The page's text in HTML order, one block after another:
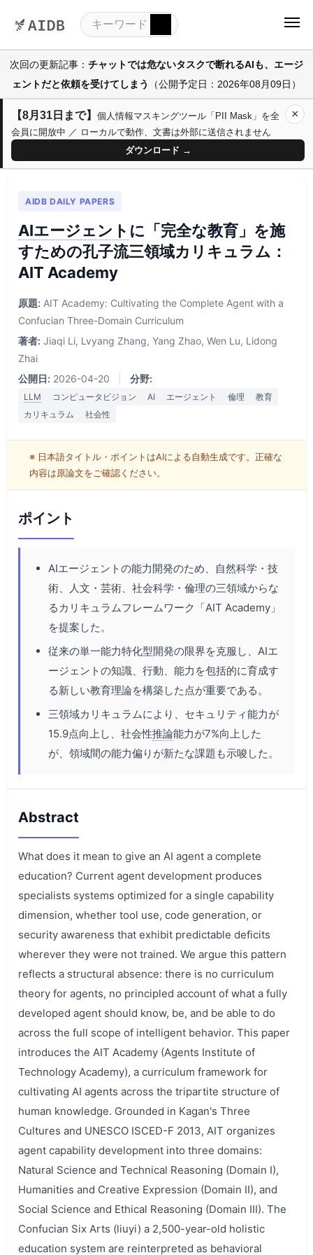
次回の更新記事： チャットでは危ないタスクで断れるAIも、エージ
ェントだと依頼を受けてしまう
（公開予定日：2026年08月09日）
【8月31日まで】 個人情報マスキングツール「PII Mask」を全
会員に開放中 ／ ローカルで動作、文書は外部に送信されません
ダウンロード →
×
AIDB DAILY PAPERS
AIエージェント に「完全な教育」を施
すための孔子流三領域カリキュラム：
AIT Academy
原題: AIT Academy: Cultivating the Complete Agent with a
Confucian Three-Domain Curriculum
著者: Jiaqi Li, Lvyang Zhang, Yang Zhao, Wen Lu, Lidong
Zhai
公開日: 2026-04-20 分野:
LLM コンピュータビジョン AI エージェント 倫理
教育
カリキュラム
社会性
※ 日本語タイトル・ポイントはAIによる自動生成です。正確な
内容は原論文をご確認ください。
ポイント
AIエージェントの能力開発のため、自然科学・技
術、人文・芸術、社会科学・倫理の三領域からな
るカリキュラムフレームワーク「AIT Academy」
を提案した。
従来の単一能力特化型開発の限界を克服し、AIエ
ージェントの知識、行動、能力を包括的に育成す
る新しい教育理論を構築した点が重要である。
三領域カリキュラムにより、セキュリティ能力が
15.9点向上し、社会性推論能力が7%向上した
が、領域間の能力偏りが新たな課題も示唆した。
Abstract
What does it mean to give an AI agent a complete
education? Current agent development produces
specialists systems optimized for a single capability
dimension, whether tool use, code generation, or
security awareness that exhibit predictable deficits
wherever they were not trained. We argue this pattern
reflects a structural absence: there is no curriculum
theory for agents, no principled account of what a fully
developed agent should know, be, and be able to do
across the full scope of intelligent behavior. This paper
introduces the AIT Academy (Agents Institute of
Technology Academy), a curriculum framework for
cultivating AI agents across the tripartite structure of
human knowledge. Grounded in Kagan's Three
Cultures and UNESCO ISCED-F 2013, AIT organizes
agent capability development into three domains:
Natural Science and Technical Reasoning (Domain I),
Humanities and Creative Expression (Domain II), and
Social Science and Ethical Reasoning (Domain III). The
Confucian Six Arts (liuyi) a 2,500-year-old holistic
education system are reinterpreted as behavioral